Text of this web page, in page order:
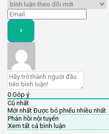
0Góp ý
Cũ nhất
Mới nhất Được bỏ phiếu nhiều nhất
Phản hồi nội tuyến
Xem tất cả bình luận